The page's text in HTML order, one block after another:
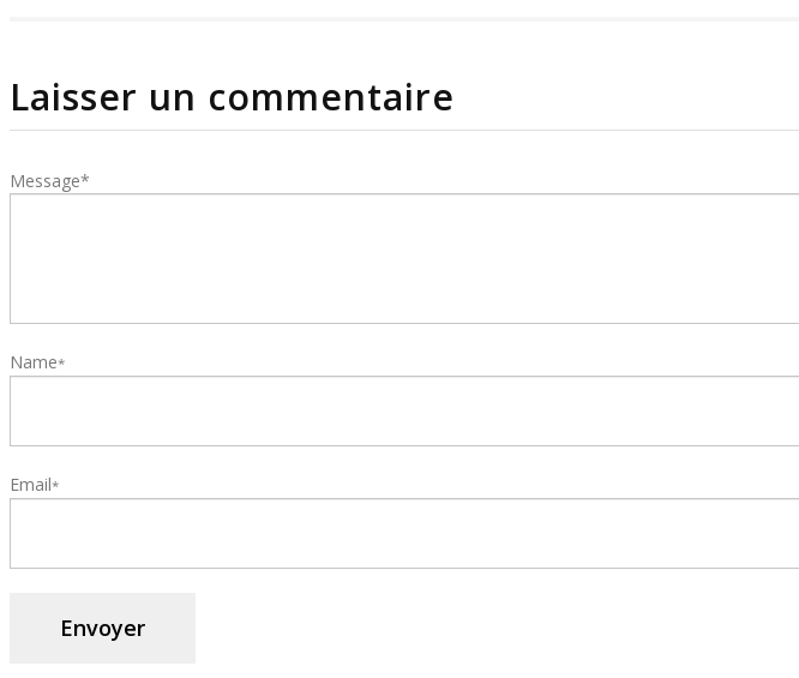
Laisser un commentaire
Message*
Name*
Email*